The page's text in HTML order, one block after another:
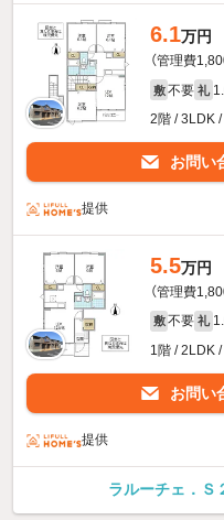
6.1万円
（管理費
敷 不要 礼
2階 / 3LDK
お問い
提供
5.5万円
（管理費
敷 不要 礼
1階 / 2LDK
お問い
提供
ラルーチェ．Ｓ